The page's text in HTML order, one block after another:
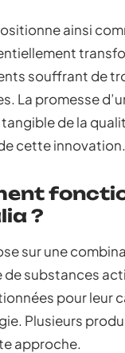
ainsi
souffrant de
La promesse
de la
cette innovation.
?
sur une
substances
pour leur
Plusieurs
approche.